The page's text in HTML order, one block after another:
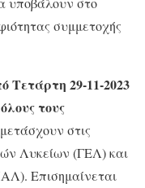
συμμετοχής
Τετάρτη 29-11-2023
τους
στις
Λυκείων (ΓΕΛ) και
Επισημαίνεται